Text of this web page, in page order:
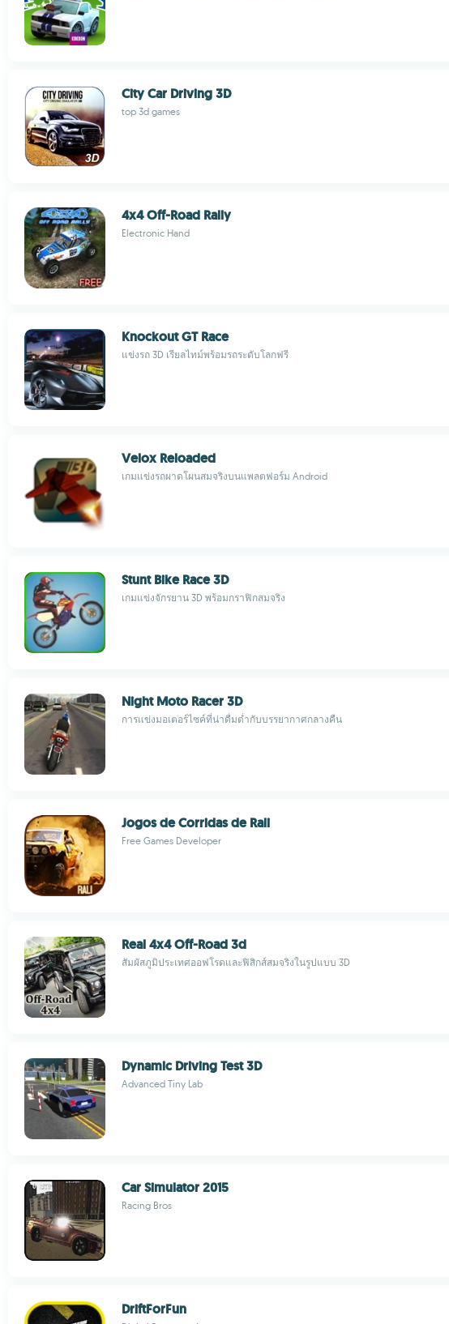
City Car Driving 3D
top 3d games
4x4 Off-Road Rally
Electronic Hand
Knockout GT Race
แข่งรถ 3D เรียลไทม์พร้อมรถระดับโลกฟรี
Velox Reloaded
เกมแข่งรถผาดโผนสมจริงบนแพลตฟอร์ม Android
Stunt Bike Race 3D
เกมแข่งจักรยาน 3D พร้อมกราฟิกสมจริง
Night Moto Racer 3D
การแข่งมอเตอร์ไซค์ที่น่าดื่มด่ำกับบรรยากาศกลางคืน
Jogos de Corridas de Rali
Free Games Developer
Real 4x4 Off-Road 3d
สัมผัสภูมิประเทศออฟโรดและฟิสิกส์สมจริงในรูปแบบ 3D
Dynamic Driving Test 3D
Advanced Tiny Lab
Car Simulator 2015
Racing Bros
DriftForFun